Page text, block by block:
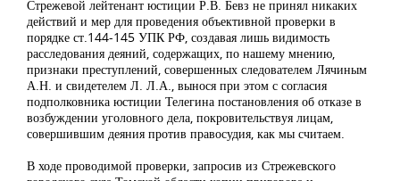
Стрежевой лейтенант юстиции Р.В. Бевз не принял никаких
действий и мер для проведения объективной проверки в
порядке ст.144-145 УПК РФ, создавая лишь видимость
расследования деяний, содержащих, по нашему мнению,
признаки преступлений, совершенных следователем Лячиным
А.Н. и свидетелем Л. Л.А., вынося при этом с согласия
подполковника юстиции Телегина постановления об отказе в
возбуждении уголовного дела, покровительствуя лицам,
совершившим деяния против правосудия, как мы считаем.
В ходе проводимой проверки, запросив из Стрежевского